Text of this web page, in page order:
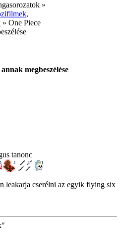
»
» One Piece
megbeszélése
tanonc
leakarja cserélni az egyik flying six